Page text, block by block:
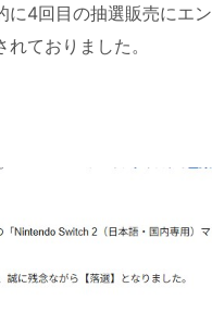
に4回目の抽選販売にエ
ておりました。